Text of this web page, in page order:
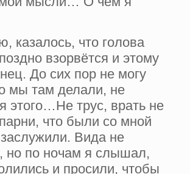
казалось, что голова
взорвётся и этому
До сих пор не могу
мы там делали, не
этого…Не трус, врать не
что были со мной
заслужили. Вида не
но по ночам я слышал,
и просили, чтобы